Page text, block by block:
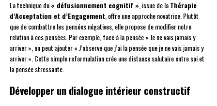
La technique du« défusionnement cognitif », issue de laThérapie
d’Acceptation et d’Engagement, offre une approche novatrice. Plutôt
que de combattre les pensées négatives, elle propose de modifier notre
relation à ces pensées. Par exemple, face à la pensée « Je ne vais jamais y
arriver », on peut ajouter « J’observe que j’ai la pensée que je ne vais jamais y
arriver ». Cette simple reformulation crée une distance salutaire entre soi et
la pensée stressante.
Développer un dialogue intérieur constructif